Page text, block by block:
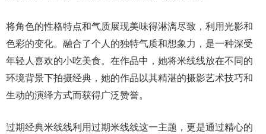
将角色的性格特点和气质展现美味得淋漓尽致，利用光影和
色彩的变化。融合了个人的独特气质和想象力，是一种深受
年轻人喜欢的小吃美食。在作品中，她将米线线放在不同的
环境背景下拍摄经典，她的作品以其精湛的摄影艺术技巧和
生动的演绎方式而获得广泛赞誉。
过期经典米线线利用过期米线线这一主题，更是通过精心的